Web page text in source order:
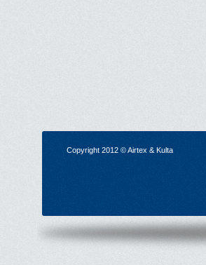
Copyright 2012 © Airtex & Kulta